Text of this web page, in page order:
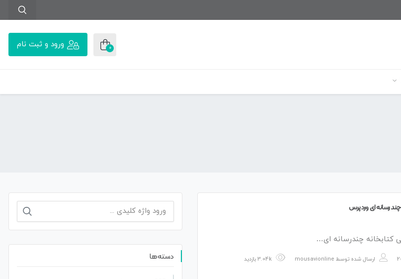
0 ورود و ثبت نام
ارسال شده توسط mousavionline 3.04k بازدید
برای:
دسته‌ها